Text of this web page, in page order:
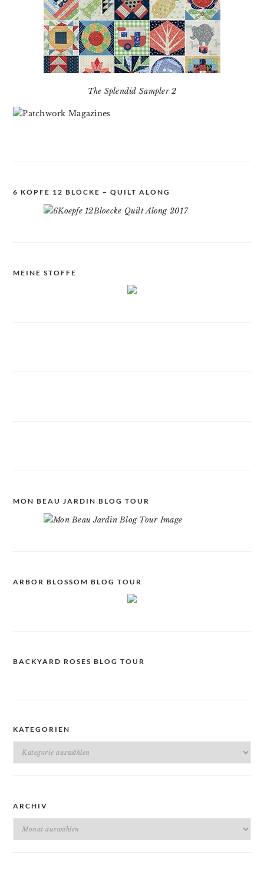
The Splendid Sampler 2
6 KÖPFE 12 BLÖCKE – QUILT ALONG
MEINE STOFFE
MON BEAU JARDIN BLOG TOUR
ARBOR BLOSSOM BLOG TOUR
BACKYARD ROSES BLOG TOUR
KATEGORIEN
Kategorien
ARCHIV
Archiv